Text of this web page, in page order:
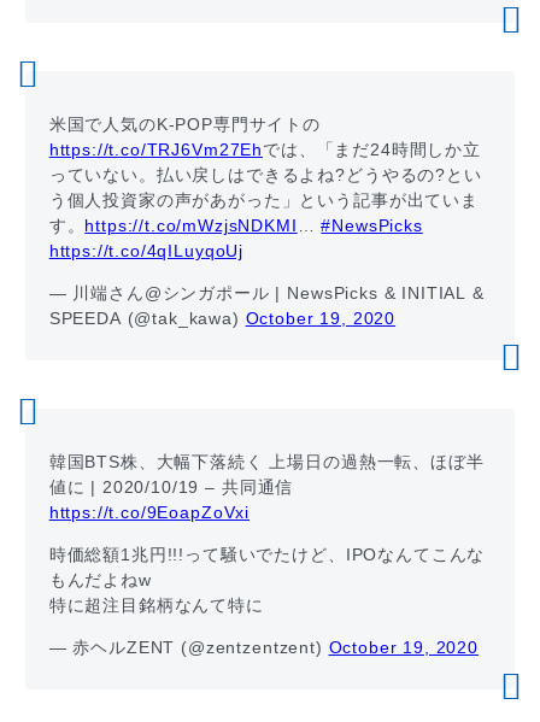
米国で人気のK-POP専門サイトの
https://t.co/TRJ6Vm27Ehでは、「まだ24時間しか立
っていない。払い戻しはできるよね?どうやるの?とい
う個人投資家の声があがった」という記事が出ていま
す。 https://t.co/mWzjsNDKMI …#NewsPicks
https://t.co/4qILuyqoUj
— 川端さん@シンガポール | NewsPicks & INITIAL &
SPEEDA (@tak_kawa) October 19, 2020
韓国BTS株、大幅下落続く 上場日の過熱一転、ほぼ半
値に | 2020/10/19 – 共同通信
https://t.co/9EoapZoVxi
時価総額1兆円!!!って騒いでたけど、IPOなんてこんな
もんだよねw
特に超注目銘柄なんて特に
— 赤ヘルZENT (@zentzentzent) October 19, 2020